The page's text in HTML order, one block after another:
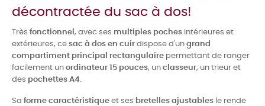
décontractée du sac à dos!
Très fonctionnel , avec ses multiples poches intérieures et
extérieures, ce sac à dos en cuir dispose d'un grand
compartiment principal rectangulaire permettant de ranger
facilement un ordinateur 15 pouces, un classeur, un trieur et
des pochettes A4.
Sa forme caractéristique et ses bretelles ajustables le rende